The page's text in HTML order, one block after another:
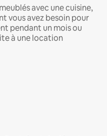
avec une cuisine,
vous avez besoin pour
pendant un mois ou
à une location